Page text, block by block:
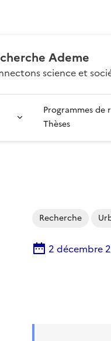
Ademe
science et
Programmes de
Thèses
Recherche
2 décembre